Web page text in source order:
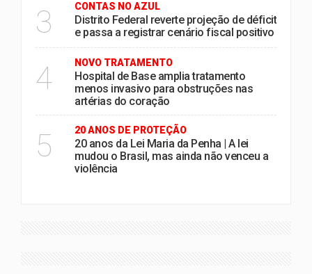
3 CONTAS NO AZUL
Distrito Federal reverte projeção de déficit
e passa a registrar cenário fiscal positivo
4 NOVO TRATAMENTO
Hospital de Base amplia tratamento
menos invasivo para obstruções nas
artérias do coração
5 20 ANOS DE PROTEÇÃO
20 anos da Lei Maria da Penha | A lei
mudou o Brasil, mas ainda não venceu a
violência